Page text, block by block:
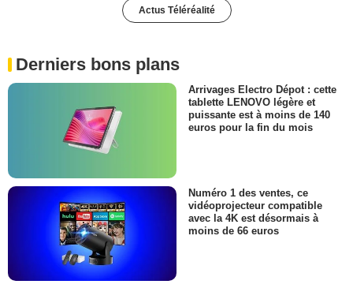
Actus Téléréalité
Derniers bons plans
Arrivages Electro Dépot : cette
tablette LENOVO légère et
puissante est à moins de 140
euros pour la fin du mois
Numéro 1 des ventes, ce
vidéoprojecteur compatible
avec la 4K est désormais à
moins de 66 euros